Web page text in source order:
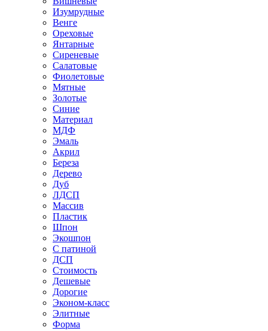
Изумрудные
Венге
Ореховые
Янтарные
Сиреневые
Салатовые
Фиолетовые
Мятные
Золотые
Синие
Материал
МДФ
Эмаль
Акрил
Береза
Дерево
Дуб
ЛДСП
Массив
Пластик
Шпон
Экошпон
С патиной
ДСП
Стоимость
Дешевые
Дорогие
Эконом-класс
Элитные
Форма